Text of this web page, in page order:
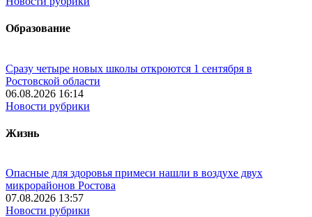
Образование
Сразу четыре новых школы откроются 1 сентября в
Ростовской области
06.08.2026 16:14
Новости рубрики
Жизнь
Опасные для здоровья примеси нашли в воздухе двух
микрорайонов Ростова
07.08.2026 13:57
Новости рубрики